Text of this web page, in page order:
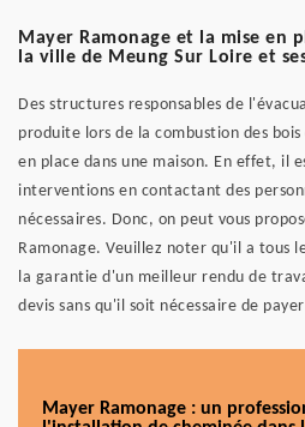
Mayer Ramonage et la mise en
la ville de Meung Sur Loire et
Des structures responsables de
produite lors de la combustion des
en place dans une maison. En effet, il
interventions en contactant des
nécessaires. Donc, on peut vous
Ramonage. Veuillez noter qu'il a tous
la garantie d'un meilleur rendu de
devis sans qu'il soit nécessaire de
Mayer Ramonage : un